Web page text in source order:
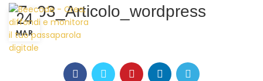
27_03_Articolo_wordpress
24
MAR